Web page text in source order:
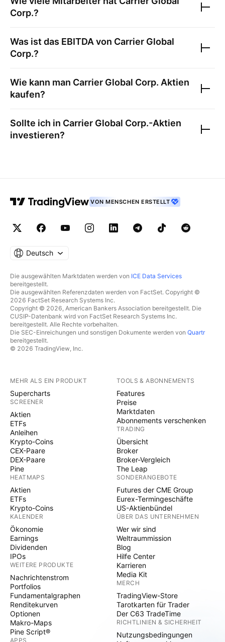
Corp.?
Was ist das EBITDA von Carrier Global
Corp.?
Wie kann man Carrier Global Corp. Aktien
kaufen?
Sollte ich in Carrier Global Corp.-Aktien
investieren?
VON MENSCHEN ERSTELLT
Deutsch
Die ausgewählten Marktdaten werden von ICE Data Services
bereitgestellt.
Die ausgewählten Referenzdaten werden von FactSet. Copyright ©
2026 FactSet Research Systems Inc.
Copyright © 2026, American Bankers Association bereitgestellt. Die
CUSIP-Datenbank wird von FactSet Research Systems Inc.
bereitgestellt. Alle Rechte vorbehalten.
Die SEC-Einreichungen und sonstigen Dokumente werden von Quartr
bereitgestellt.
© 2026 TradingView, Inc.
MEHR ALS EIN PRODUKT
Supercharts
SCREENER
Aktien
ETFs
Anleihen
Krypto-Coins
CEX-Paare
DEX-Paare
Pine
HEATMAPS
Aktien
ETFs
Krypto-Coins
KALENDER
Ökonomie
Earnings
Dividenden
IPOs
WEITERE PRODUKTE
Nachrichtenstrom
Portfolios
Fundamentalgraphen
Renditekurven
Optionen
Makro-Maps
Pine Script®
APPS
TOOLS & ABONNEMENTS
Features
Preise
Marktdaten
Abonnements verschenken
TRADING
Übersicht
Broker
Broker-Vergleich
The Leap
SONDERANGEBOTE
Futures der CME Group
Eurex-Termingeschäfte
US-Aktienbündel
ÜBER DAS UNTERNEHMEN
Wer wir sind
Weltraummission
Blog
Hilfe Center
Karrieren
Media Kit
MERCH
TradingView-Store
Tarotkarten für Trader
Der C63 TradeTime
RICHTLINIEN & SICHERHEIT
Nutzungsbedingungen